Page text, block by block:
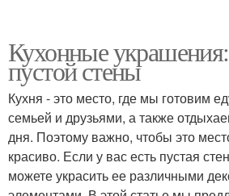
Настенные таблички
Кухонные
пустой стены
Кухня - это место, где мы готовим
семьей и друзьями, а также
дня. Поэтому важно, чтобы это
красиво. Если у вас есть пустая
можете украсить ее различными